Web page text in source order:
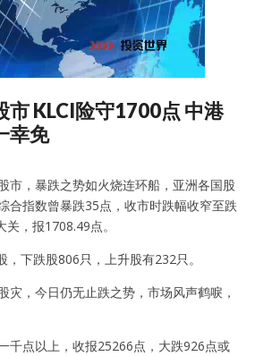
市 KLCI险守1700点 中港
幸免
市，暴跌之势如火烧连环船，亚洲各国股
合指数曾暴跌35点，收市时跌幅收窄至跌
，报1708.49点。
下跌股806只，上升股有232只。
灾，今日仍无止跌之势，市场风声鹤唳，
千点以上，收报25266点，大跌926点或